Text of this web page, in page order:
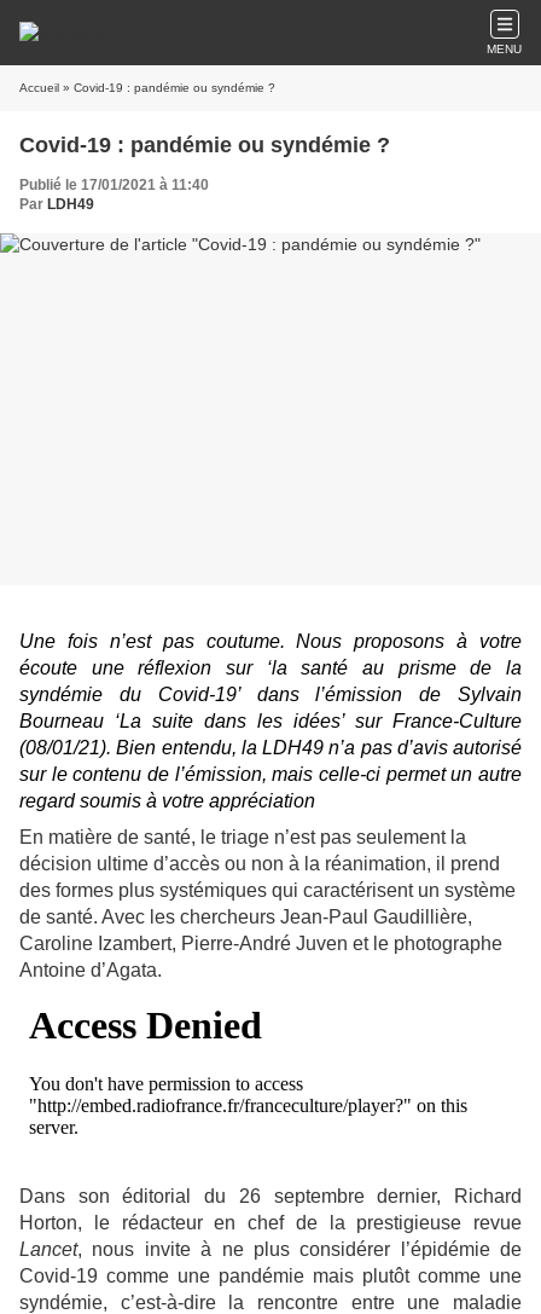
MENU
Accueil » Covid-19 : pandémie ou syndémie ?
Covid-19 : pandémie ou syndémie ?
Publié le 17/01/2021 à 11:40
Par LDH49
Une fois n’est pas coutume. Nous proposons à votre
écoute une réflexion sur ‘la santé au prisme de la
syndémie du Covid-19’ dans l’émission de Sylvain
Bourneau ‘La suite dans les idées’ sur France-Culture
(08/01/21). Bien entendu, la LDH49 n’a pas d’avis autorisé
sur le contenu de l’émission, mais celle-ci permet un autre
regard soumis à votre appréciation
En matière de santé, le triage n’est pas seulement la
décision ultime d’accès ou non à la réanimation, il prend
des formes plus systémiques qui caractérisent un système
de santé. Avec les chercheurs Jean-Paul Gaudillière,
Caroline Izambert, Pierre-André Juven et le photographe
Antoine d’Agata.
Dans son éditorial du 26 septembre dernier, Richard
Horton, le rédacteur en chef de la prestigieuse revue
Lancet, nous invite à ne plus considérer l’épidémie de
Covid-19 comme une pandémie mais plutôt comme une
syndémie, c’est-à-dire la rencontre entre une maladie